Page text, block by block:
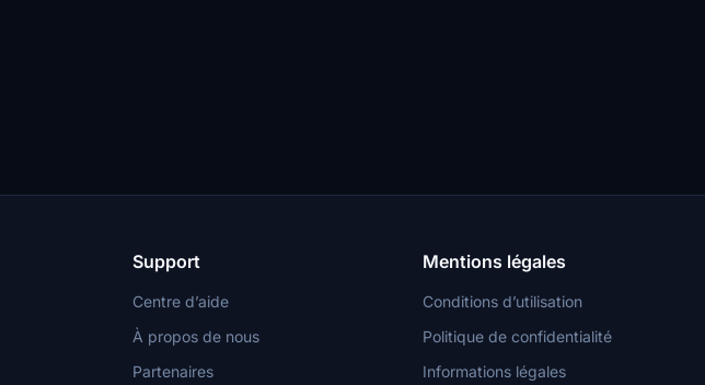
Support
Centre d’aide
À propos de nous
Partenaires
Mentions légales
Conditions d’utilisation
Politique de confidentialité
Informations légales